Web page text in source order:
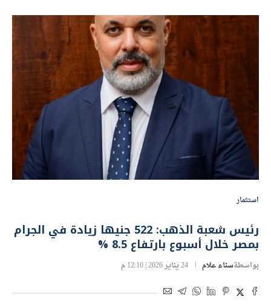
استثمار
رئيس شعبة الذهب: 522 جنيها زيادة في الجرام
بمصر خلال أسبوع بارتفاع 8.5 %
بواسطةسناء علام 24 يناير 2026 | 12:10 م